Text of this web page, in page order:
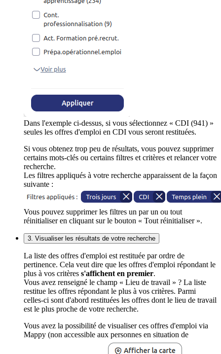
Dans l'exemple ci-dessus, si vous sélectionnez « CDI (941) »
seules les offres d'emploi en CDI vous seront restituées.
Si vous obtenez trop peu de résultats, vous pouvez supprimer
certains mots-clés ou certains filtres et critères et relancer votre
recherche.
Les filtres appliqués à votre recherche apparaissent de la façon
suivante :
Vous pouvez supprimer les filtres un par un ou tout
réinitialiser en cliquant sur le bouton « Tout réinitialiser ».
3. Visualiser les résultats de votre recherche
La liste des offres d'emploi est restituée par ordre de
pertinence. Cela veut dire que les offres d'emploi répondant le
plus à vos critères s'affichent en premier.
Vous avez renseigné le champ « Lieu de travail » ? La liste
restitue les offres répondant le plus à vos critères. Parmi
celles-ci sont d'abord restituées les offres dont le lieu de travail
est le plus proche de votre recherche.
Vous avez la possibilité de visualiser ces offres d'emploi via
Mappy (non accessible aux personnes en situation de